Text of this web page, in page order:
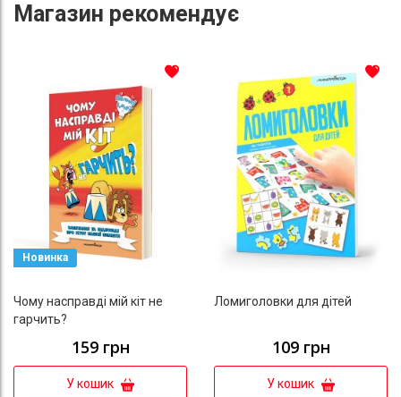
Магазин рекомендує
Новинка
Чому насправді мій кіт не
гарчить?
159 грн
У кошик
До списку бажань
Ломиголовки для дітей
109 грн
У кошик